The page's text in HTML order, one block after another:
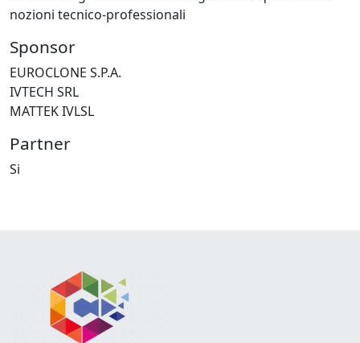
nozioni tecnico-professionali
Sponsor
EUROCLONE S.P.A.
IVTECH SRL
MATTEK IVLSL
Partner
Si